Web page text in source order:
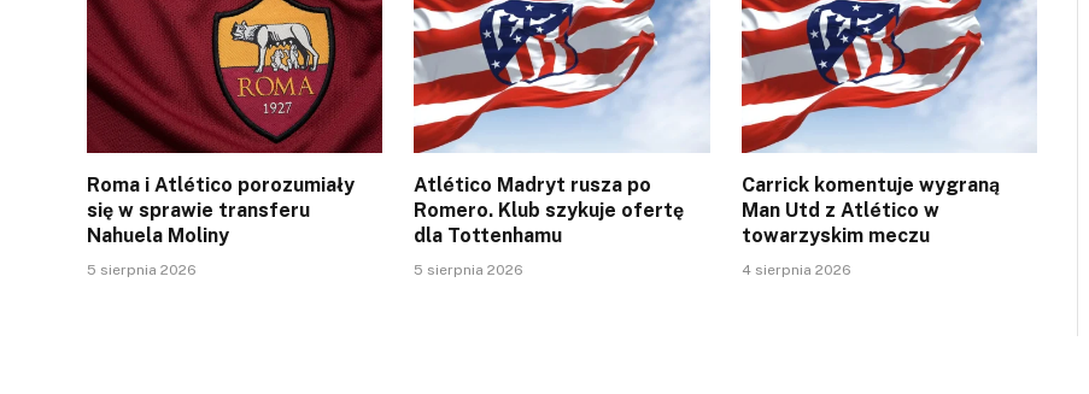
Roma i Atlético porozumiały
się w sprawie transferu
Nahuela Moliny
5 sierpnia 2026
Atlético Madryt rusza po
Romero. Klub szykuje ofertę
dla Tottenhamu
5 sierpnia 2026
Carrick komentuje wygraną
Man Utd z Atlético w
towarzyskim meczu
4 sierpnia 2026